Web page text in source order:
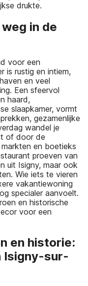
drukte.
in de
voor een
is rustig en intiem,
en veel
Een sfeervol
haard,
slaapkamer, vormt
gezamenlijke
wandel je
of door de
en boetieks
proeven van
uit Isigny, maar ook
Wie iets te vieren
vakantiewoning
specialer aanvoelt.
en historische
voor een
en historie:
Isigny-sur-